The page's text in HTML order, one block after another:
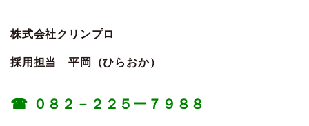
株式会社クリンプロ
採用担当 平岡（ひらおか）
☎ ０８２－２２５ー７９８８